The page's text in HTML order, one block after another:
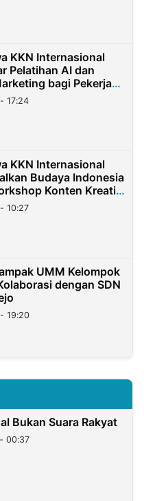
KKN Internasional
Pelatihan AI dan
bagi Pekerja
di Taiwan
17:24
KKN Internasional
Budaya Indonesia
Konten Kreatif
10:27
UMM Kelompok
dengan SDN
19:20
Bukan Suara Rakyat
00:37